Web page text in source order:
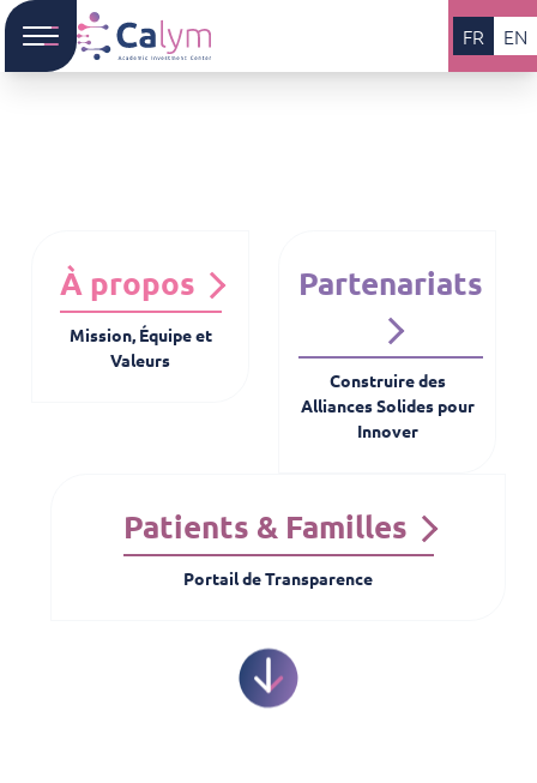
FR EN
À propos
Mission, Équipe et
Valeurs
Partenariats
Construire des
Alliances Solides pour
Innover
Patients & Familles
Portail de Transparence